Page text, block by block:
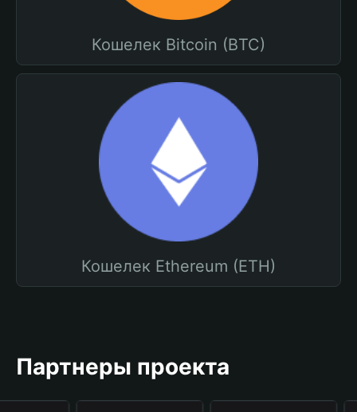
Кошелек Bitcoin (BTC)
Кошелек Ethereum (ETH)
Партнеры проекта